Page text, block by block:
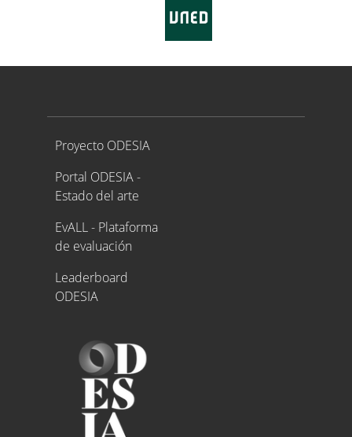
Proyecto ODESIA
Proyecto ODESIA
Portal ODESIA -
Estado del arte
EvALL - Plataforma
de evaluación
Leaderboard
ODESIA